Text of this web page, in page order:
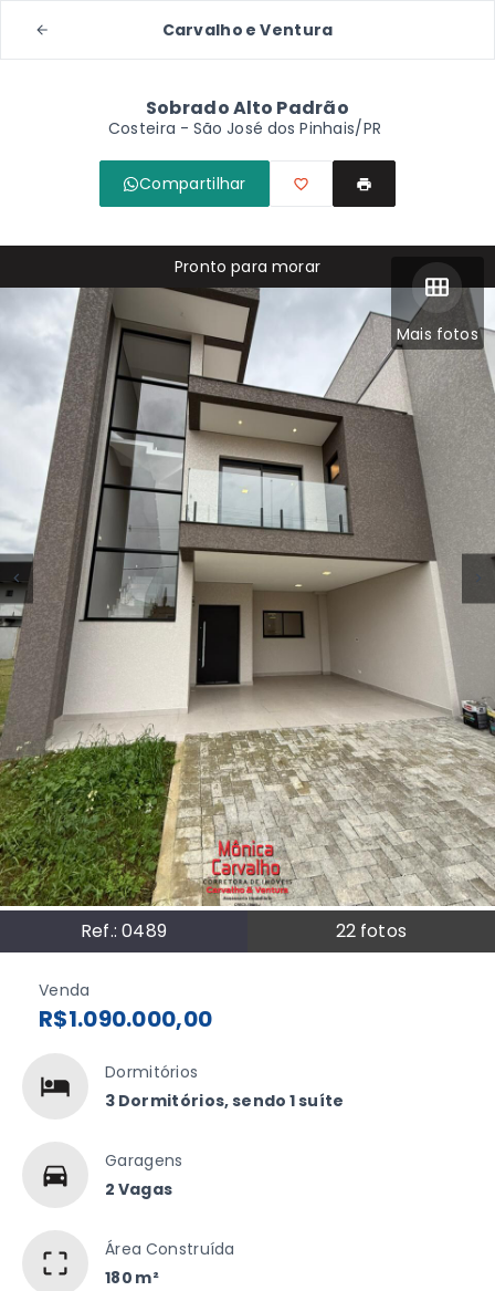
Carvalho e Ventura
Sobrado Alto Padrão
Costeira - São José dos Pinhais/PR
Compartilhar
Mais fotos
Ref.: 0489 22 fotos
Pronto para morar
Venda
R$1.090.000,00
Dormitórios
3 Dormitórios, sendo 1 suíte
Garagens
2 Vagas
Área Construída
180 m²